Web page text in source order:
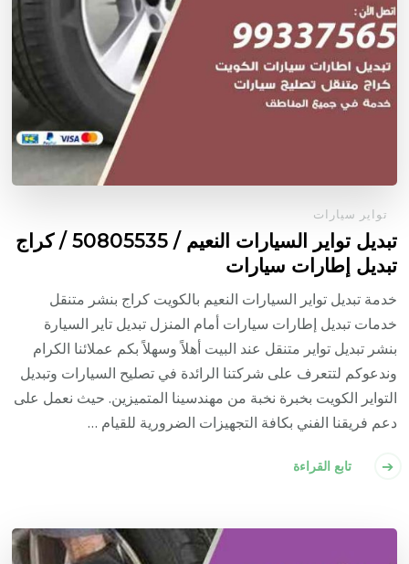
تواير سيارات
تبديل تواير السيارات النعيم / 50805535‬ / كراج
تبديل إطارات سيارات
خدمة تبديل تواير السيارات النعيم بالكويت كراج بنشر متنقل
خدمات تبديل إطارات سيارات أمام المنزل تبديل تاير السيارة
بنشر تبديل تواير متنقل عند البيت أهلاً وسهلاً بكم عملائنا الكرام
وندعوكم لتتعرف على شركتنا الرائدة في تصليح السيارات وتبديل
التواير الكويت بخبرة نخبة من مهندسينا المتميزين. حيث نعمل على
دعم فريقنا الفني بكافة التجهيزات الضرورية للقيام …
تابع القراءة